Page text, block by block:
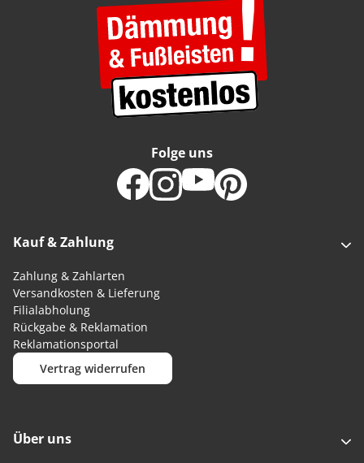
Kauf & Zahlung
Zahlung & Zahlarten
Versandkosten & Lieferung
Filialabholung
Rückgabe & Reklamation
Reklamationsportal
Vertrag widerrufen
Folge uns
Über uns